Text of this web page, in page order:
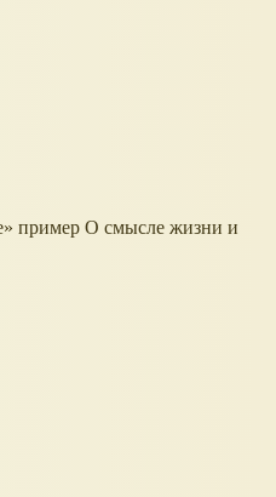
пример О смысле жизни и